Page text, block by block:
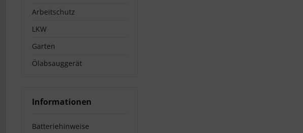
Arbeitschutz
LKW
Garten
Ölabsauggerät
Informationen
Batteriehinweise